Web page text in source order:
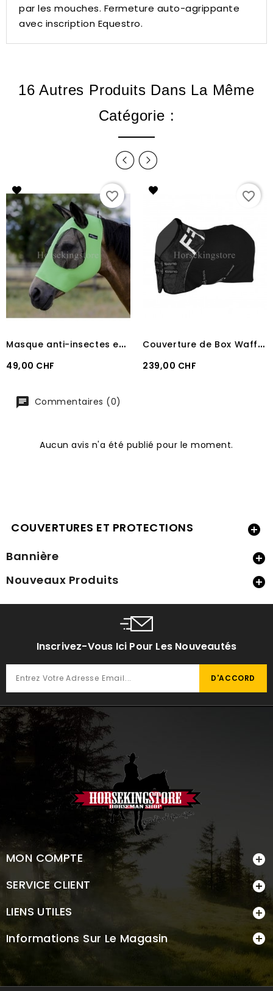
par les mouches. Fermeture auto-agrippante
avec inscription Equestro.
16 Autres Produits Dans La Même
Catégorie :
favorite_border
M
asque anti-insectes en lycra PRO-TECH LIME
Prix
49,00 CHF
favorite_border
C
ouverture de Box Waffle Equestro Black
Prix
239,00 CHF
Commentaires (0)
Aucun avis n'a été publié pour le moment.
COUVERTURES ET PROTECTIONS 
Bannière 
Nouveaux Produits 
Inscrivez-Vous Ici Pour Les Nouveautés
MON COMPTE 
SERVICE CLIENT 
LIENS UTILES 
Informations Sur Le Magasin 